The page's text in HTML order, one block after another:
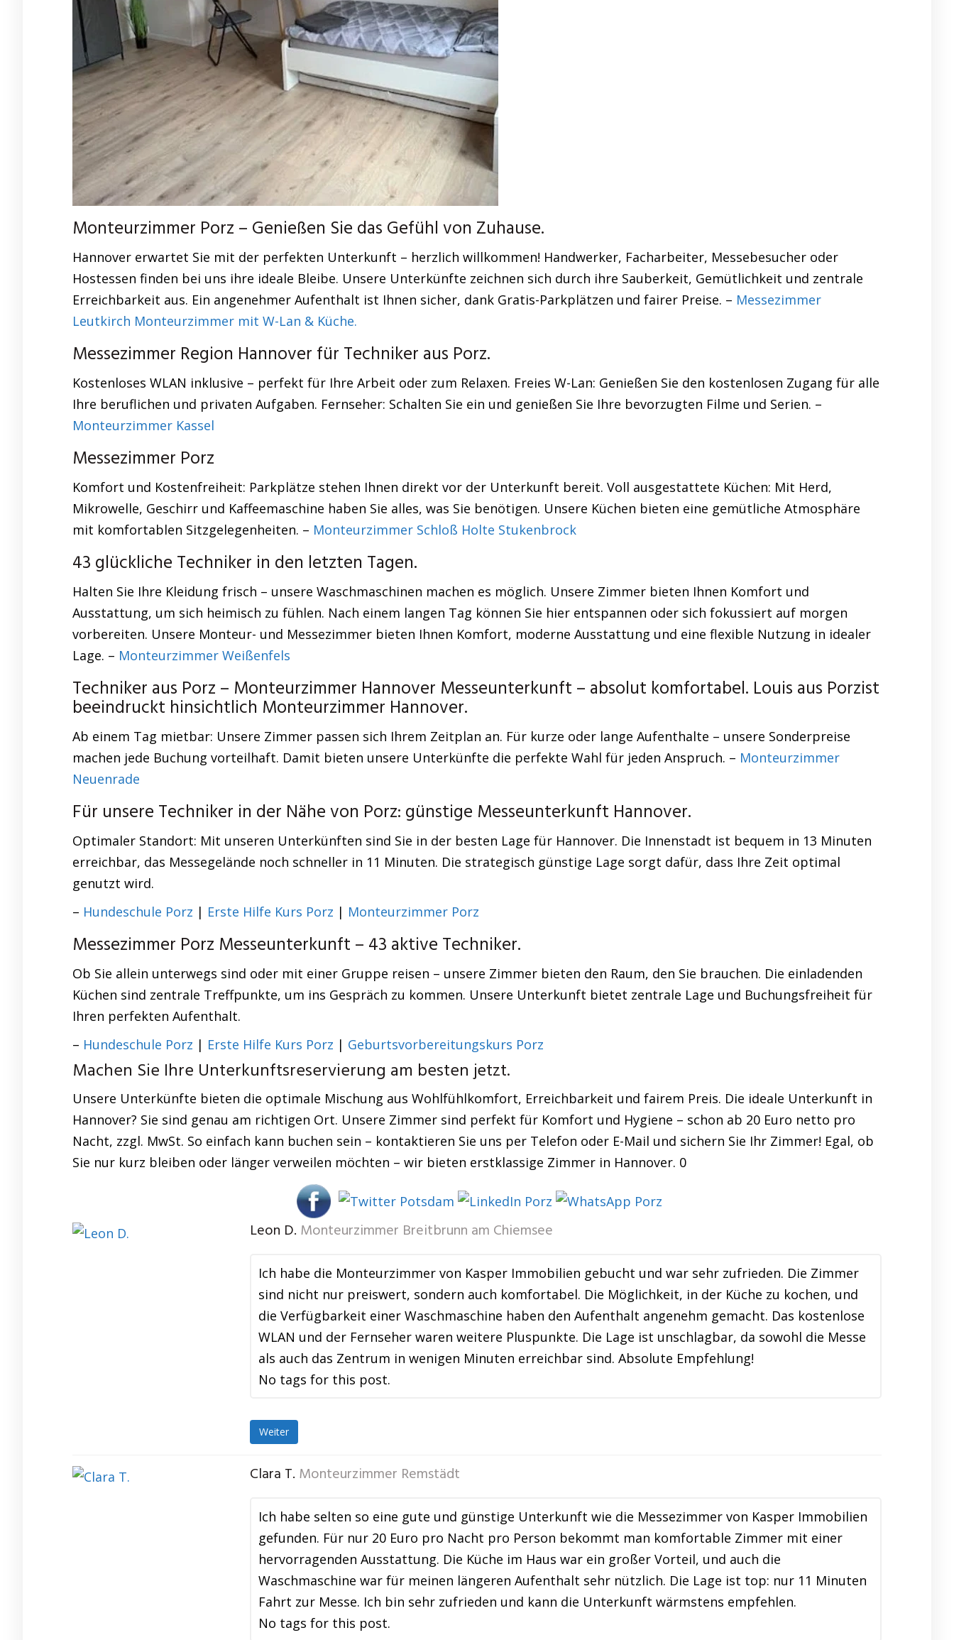
Monteurzimmer Porz – Genießen Sie das Gefühl von Zuhause.
Hannover erwartet Sie mit der perfekten Unterkunft – herzlich willkommen! Handwerker, Facharbeiter, Messebesucher oder
Hostessen finden bei uns ihre ideale Bleibe. Unsere Unterkünfte zeichnen sich durch ihre Sauberkeit, Gemütlichkeit und zentrale
Erreichbarkeit aus. Ein angenehmer Aufenthalt ist Ihnen sicher, dank Gratis-Parkplätzen und fairer Preise. – Messezimmer
Leutkirch Monteurzimmer mit W-Lan & Küche.
Messezimmer Region Hannover für Techniker aus Porz.
Kostenloses WLAN inklusive – perfekt für Ihre Arbeit oder zum Relaxen. Freies W-Lan: Genießen Sie den kostenlosen Zugang für alle
Ihre beruflichen und privaten Aufgaben. Fernseher: Schalten Sie ein und genießen Sie Ihre bevorzugten Filme und Serien. –
Monteurzimmer Kassel
Messezimmer Porz
Komfort und Kostenfreiheit: Parkplätze stehen Ihnen direkt vor der Unterkunft bereit. Voll ausgestattete Küchen: Mit Herd,
Mikrowelle, Geschirr und Kaffeemaschine haben Sie alles, was Sie benötigen. Unsere Küchen bieten eine gemütliche Atmosphäre
mit komfortablen Sitzgelegenheiten. – Monteurzimmer Schloß Holte Stukenbrock
43 glückliche Techniker in den letzten Tagen.
Halten Sie Ihre Kleidung frisch – unsere Waschmaschinen machen es möglich. Unsere Zimmer bieten Ihnen Komfort und
Ausstattung, um sich heimisch zu fühlen. Nach einem langen Tag können Sie hier entspannen oder sich fokussiert auf morgen
vorbereiten. Unsere Monteur- und Messezimmer bieten Ihnen Komfort, moderne Ausstattung und eine flexible Nutzung in idealer
Lage. – Monteurzimmer Weißenfels
Techniker aus Porz – Monteurzimmer Hannover Messeunterkunft – absolut komfortabel. Louis aus Porzist
beeindruckt hinsichtlich Monteurzimmer Hannover.
Ab einem Tag mietbar: Unsere Zimmer passen sich Ihrem Zeitplan an. Für kurze oder lange Aufenthalte – unsere Sonderpreise
machen jede Buchung vorteilhaft. Damit bieten unsere Unterkünfte die perfekte Wahl für jeden Anspruch. – Monteurzimmer
Neuenrade
Für unsere Techniker in der Nähe von Porz: günstige Messeunterkunft Hannover.
Optimaler Standort: Mit unseren Unterkünften sind Sie in der besten Lage für Hannover. Die Innenstadt ist bequem in 13 Minuten
erreichbar, das Messegelände noch schneller in 11 Minuten. Die strategisch günstige Lage sorgt dafür, dass Ihre Zeit optimal
genutzt wird.
– Hundeschule Porz | Erste Hilfe Kurs Porz | Monteurzimmer Porz
Messezimmer Porz Messeunterkunft – 43 aktive Techniker.
Ob Sie allein unterwegs sind oder mit einer Gruppe reisen – unsere Zimmer bieten den Raum, den Sie brauchen. Die einladenden
Küchen sind zentrale Treffpunkte, um ins Gespräch zu kommen. Unsere Unterkunft bietet zentrale Lage und Buchungsfreiheit für
Ihren perfekten Aufenthalt.
– Hundeschule Porz | Erste Hilfe Kurs Porz | Geburtsvorbereitungskurs Porz
Machen Sie Ihre Unterkunftsreservierung am besten jetzt.
Unsere Unterkünfte bieten die optimale Mischung aus Wohlfühlkomfort, Erreichbarkeit und fairem Preis. Die ideale Unterkunft in
Hannover? Sie sind genau am richtigen Ort. Unsere Zimmer sind perfekt für Komfort und Hygiene – schon ab 20 Euro netto pro
Nacht, zzgl. MwSt. So einfach kann buchen sein – kontaktieren Sie uns per Telefon oder E-Mail und sichern Sie Ihr Zimmer! Egal, ob
Sie nur kurz bleiben oder länger verweilen möchten – wir bieten erstklassige Zimmer in Hannover. 0
Leon D. Monteurzimmer Breitbrunn am Chiemsee
Ich habe die Monteurzimmer von Kasper Immobilien gebucht und war sehr zufrieden. Die Zimmer
sind nicht nur preiswert, sondern auch komfortabel. Die Möglichkeit, in der Küche zu kochen, und
die Verfügbarkeit einer Waschmaschine haben den Aufenthalt angenehm gemacht. Das kostenlose
WLAN und der Fernseher waren weitere Pluspunkte. Die Lage ist unschlagbar, da sowohl die Messe
als auch das Zentrum in wenigen Minuten erreichbar sind. Absolute Empfehlung!
No tags for this post.
Weiter
Clara T. Monteurzimmer Remstädt
Ich habe selten so eine gute und günstige Unterkunft wie die Messezimmer von Kasper Immobilien
gefunden. Für nur 20 Euro pro Nacht pro Person bekommt man komfortable Zimmer mit einer
hervorragenden Ausstattung. Die Küche im Haus war ein großer Vorteil, und auch die
Waschmaschine war für meinen längeren Aufenthalt sehr nützlich. Die Lage ist top: nur 11 Minuten
Fahrt zur Messe. Ich bin sehr zufrieden und kann die Unterkunft wärmstens empfehlen.
No tags for this post.